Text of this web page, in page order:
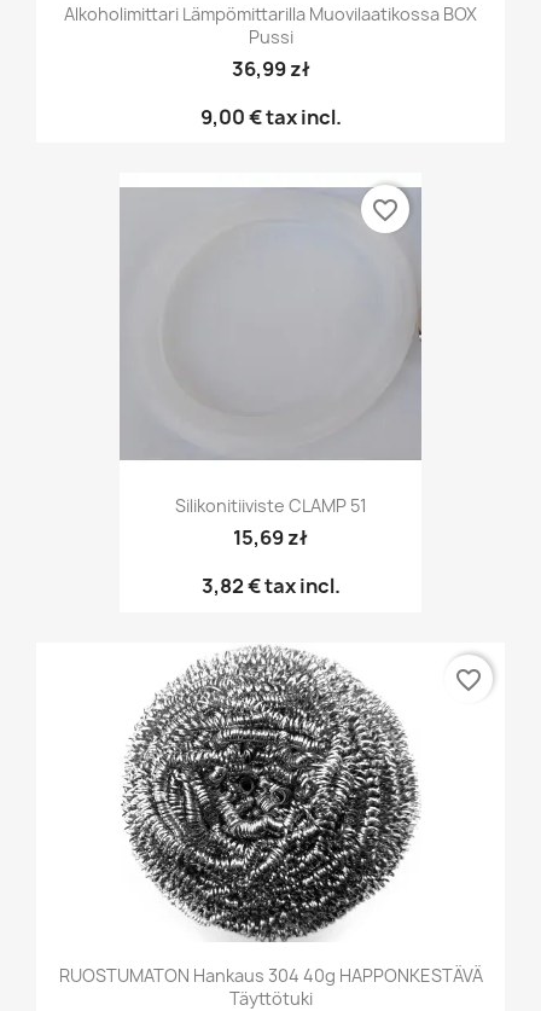
Alkoholimittari Lämpömittarilla Muovilaatikossa BOX
Pussi
36,99 zł
9,00 €tax incl.
Silikonitiiviste CLAMP 51
15,69 zł
3,82 €tax incl.
favorite_border
RUOSTUMATON Hankaus 304 40g HAPPONKESTÄVÄ
Täyttötuki
favorite_border